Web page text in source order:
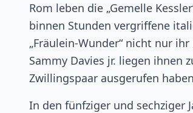
Rom leben die „Gemelle
binnen Stunden vergriffene
„Fräulein-Wunder“ nicht nur
Sammy Davies jr. liegen ihnen
Zwillingspaar ausgerufen
In den fünfziger und sechziger